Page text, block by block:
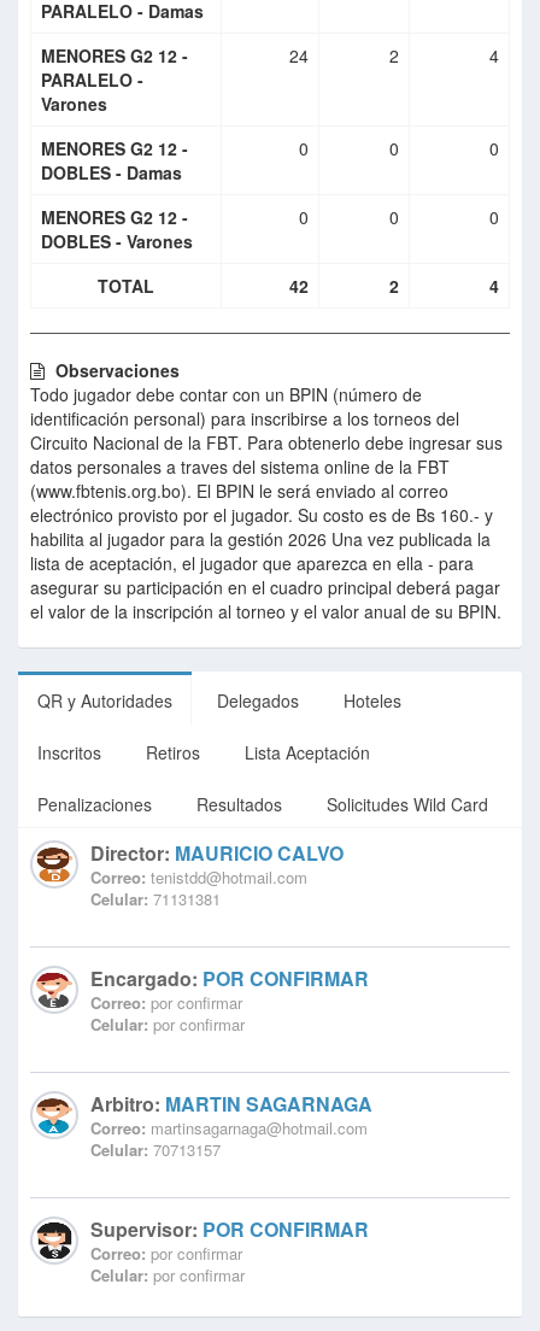
PARALELO - Damas
MENORES G2 12 -
PARALELO -
Varones
24 2 4
MENORES G2 12 -
DOBLES - Damas
0 0 0
MENORES G2 12 -
DOBLES - Varones
0 0 0
TOTAL 42 2 4
Observaciones
Todo jugador debe contar con un BPIN (número de
identificación personal) para inscribirse a los torneos del
Circuito Nacional de la FBT. Para obtenerlo debe ingresar sus
datos personales a traves del sistema online de la FBT
(www.fbtenis.org.bo). El BPIN le será enviado al correo
electrónico provisto por el jugador. Su costo es de Bs 160.- y
habilita al jugador para la gestión 2026 Una vez publicada la
lista de aceptación, el jugador que aparezca en ella - para
asegurar su participación en el cuadro principal deberá pagar
el valor de la inscripción al torneo y el valor anual de su BPIN.
QR y Autoridades Delegados Hoteles
Inscritos Retiros Lista Aceptación
Penalizaciones Resultados Solicitudes Wild Card
Director: MAURICIO CALVO
Correo: tenistdd@hotmail.com
Celular: 71131381
Encargado: POR CONFIRMAR
Correo: por confirmar
Celular: por confirmar
Arbitro: MARTIN SAGARNAGA
Correo: martinsagarnaga@hotmail.com
Celular: 70713157
Supervisor: POR CONFIRMAR
Correo: por confirmar
Celular: por confirmar